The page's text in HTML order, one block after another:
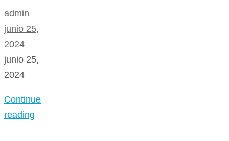
admin
junio 25,
2024
junio 25,
2024
Continue
reading